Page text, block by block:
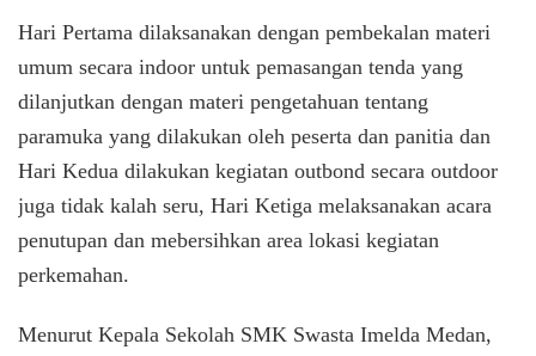
Hari Pertama dilaksanakan dengan pembekalan materi
umum secara indoor untuk pemasangan tenda yang
dilanjutkan dengan materi pengetahuan tentang
paramuka yang dilakukan oleh peserta dan panitia dan
Hari Kedua dilakukan kegiatan outbond secara outdoor
juga tidak kalah seru, Hari Ketiga melaksanakan acara
penutupan dan mebersihkan area lokasi kegiatan
perkemahan.
Menurut Kepala Sekolah SMK Swasta Imelda Medan,